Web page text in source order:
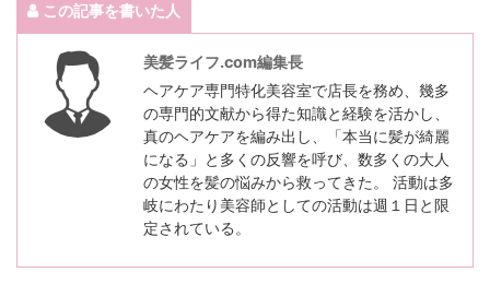
この記事を書いた人
美髪ライフ.com編集長
ヘアケア専門特化美容室で店長を務め、幾多
の専門的文献から得た知識と経験を活かし、
真のヘアケアを編み出し、「本当に髪が綺麗
になる」と多くの反響を呼び、数多くの大人
の女性を髪の悩みから救ってきた。 活動は多
岐にわたり美容師としての活動は週１日と限
定されている。